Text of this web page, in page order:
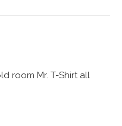
room Mr. T-Shirt all